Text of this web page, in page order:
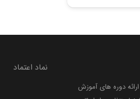
دوره های آموزش
نماد اعتماد